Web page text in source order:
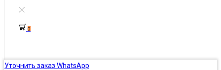
0
Уточнить заказ WhatsApp